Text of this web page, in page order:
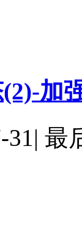
加
31| 最